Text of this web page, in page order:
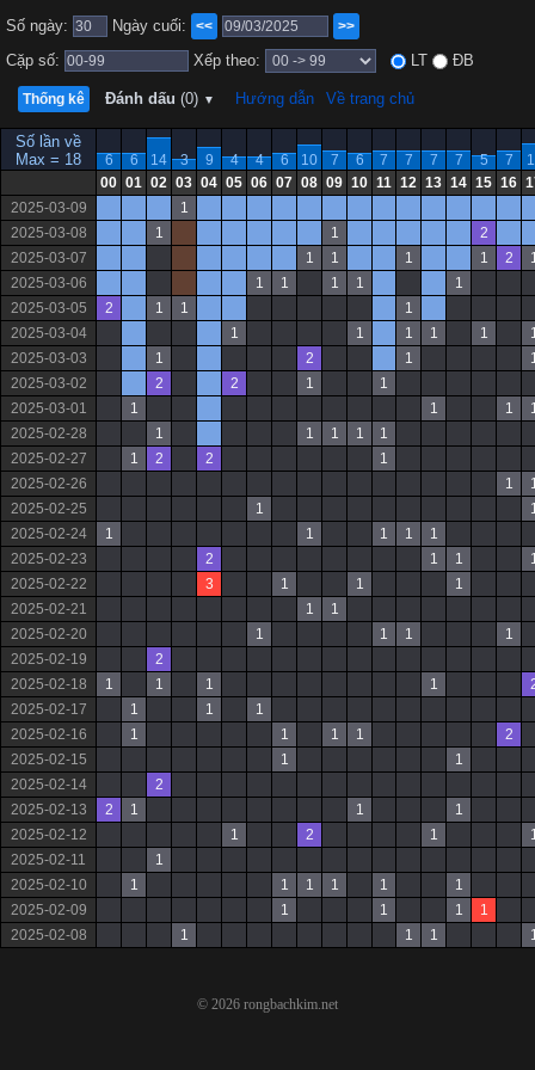
Số ngày: Ngày cuối: << >>
Cặp số: Xếp theo: LT ĐB
Thống kê Đánh dấu (0) ▼ Hướng dẫn Về trang chủ
Số lần về
Max = 18
6 6 14 3 9 4 4 6 10 7 6 7 7 7 7 5 7
00 01 02 03 04 05 06 07 08 09 10 11 12 13 14 15 16
2025-03-09
1
2025-03-08
1 1
2
2025-03-07
1 1 1 1 2
2025-03-06
1 1 1 1
1
2025-03-05
2 1 1
1
2025-03-04
1 1 1 1 1
2025-03-03
1 2 1
2025-03-02
2 2 1
1
2025-03-01
1 1 1
2025-02-28
1 1 1 1
1
2025-02-27
1 2 2
1
2025-02-26
1
2025-02-25
1
2025-02-24
1 1 1 1
1
2025-02-23
2 1 1
2025-02-22
3 1 1
1
2025-02-21
1
1
2025-02-20
1 1 1
1
2025-02-19
2
2025-02-18
1 1 1 1
2025-02-17
1 1
1
2025-02-16
1 1 1 1
2
2025-02-15
1
1
2025-02-14
2
2025-02-13
2 1 1
1
2025-02-12
1 2 1
2025-02-11
1
2025-02-10
1 1 1 1 1
1
2025-02-09
1 1 1
1
2025-02-08
1 1 1
© 2026 rongbachkim.net